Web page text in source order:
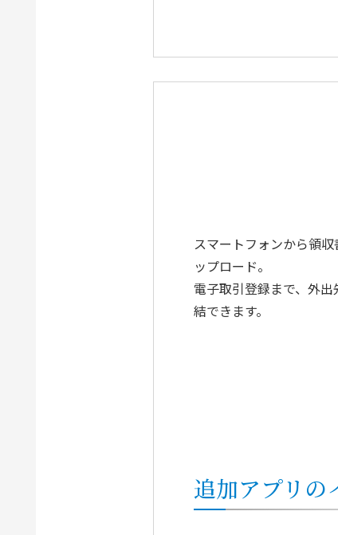
スマートフォンから領
ップロード。
電子取引登録まで、外
結できます。
追加アプリの